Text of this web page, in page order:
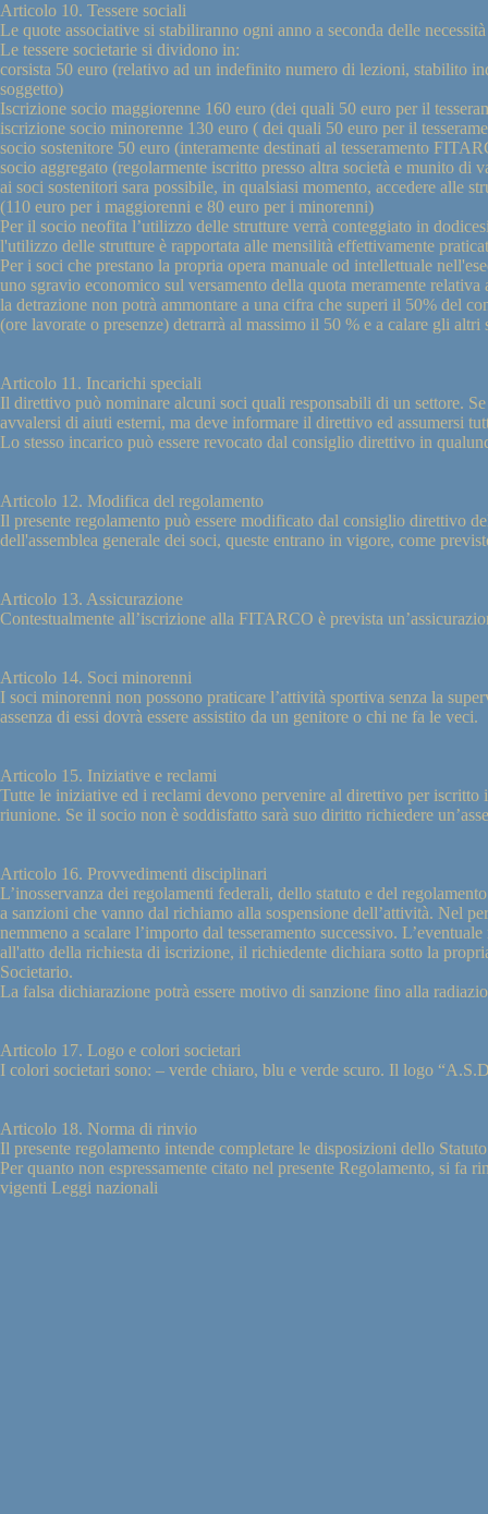
Articolo 10. Tessere sociali
Le quote associative si stabiliranno ogni anno a seconda delle
Le tessere societarie si dividono in:
corsista 50 euro (relativo ad un indefinito numero di lezioni, stabilito
soggetto)
Iscrizione socio maggiorenne 160 euro (dei quali 50 euro per il
iscrizione socio minorenne 130 euro ( dei quali 50 euro per il
socio sostenitore 50 euro (interamente destinati al tesseramento
socio aggregato (regolarmente iscritto presso altra società e munito
ai soci sostenitori sara possibile, in qualsiasi momento, accedere alle
(110 euro per i maggiorenni e 80 euro per i minorenni)
Per il socio neofita l’utilizzo delle strutture verrà conteggiato in
l'utilizzo delle strutture è rapportata alle mensilità effettivamente
Per i soci che prestano la propria opera manuale od intellettuale
uno sgravio economico sul versamento della quota meramente
la detrazione non potrà ammontare a una cifra che superi il 50% del
(ore lavorate o presenze) detrarrà al massimo il 50 % e a calare gli
Articolo 11. Incarichi speciali
Il direttivo può nominare alcuni soci quali responsabili di un settore.
avvalersi di aiuti esterni, ma deve informare il direttivo ed assumersi
Lo stesso incarico può essere revocato dal consiglio direttivo in
Articolo 12. Modifica del regolamento
Il presente regolamento può essere modificato dal consiglio direttivo
dell'assemblea generale dei soci, queste entrano in vigore, come
Articolo 13. Assicurazione
Contestualmente all’iscrizione alla FITARCO è prevista
Articolo 14. Soci minorenni
I soci minorenni non possono praticare l’attività sportiva senza la
assenza di essi dovrà essere assistito da un genitore o chi ne fa le veci.
Articolo 15. Iniziative e reclami
Tutte le iniziative ed i reclami devono pervenire al direttivo per
riunione. Se il socio non è soddisfatto sarà suo diritto richiedere
Articolo 16. Provvedimenti disciplinari
L’inosservanza dei regolamenti federali, dello statuto e del
a sanzioni che vanno dal richiamo alla sospensione dell’attività. Nel
nemmeno a scalare l’importo dal tesseramento successivo.
all'atto della richiesta di iscrizione, il richiedente dichiara sotto la
Societario.
La falsa dichiarazione potrà essere motivo di sanzione fino alla
Articolo 17. Logo e colori societari
I colori societari sono: – verde chiaro, blu e verde scuro. Il logo
Articolo 18. Norma di rinvio
Il presente regolamento intende completare le disposizioni dello
Per quanto non espressamente citato nel presente Regolamento, si
vigenti Leggi nazionali